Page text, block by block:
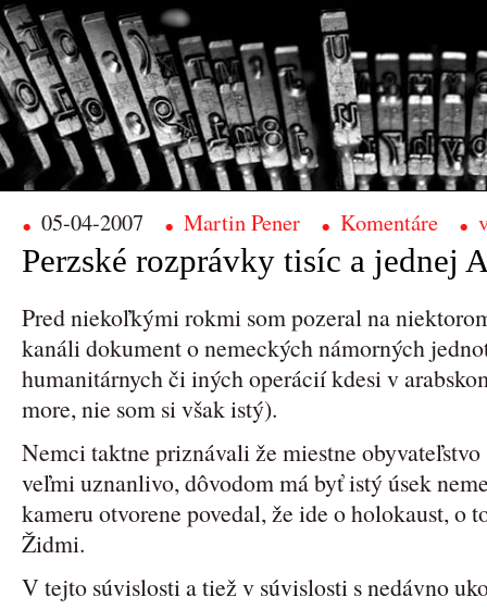
05-04-2007 Martin Pener Komentáre
Perzské rozprávky tisíc a jednej
Pred niekoľkými rokmi som pozeral na
kanáli dokument o nemeckých námorných
humanitárnych či iných operácií kdesi v
more, nie som si však istý).
Nemci taktne priznávali že miestne
veľmi uznanlivo, dôvodom má byť istý úsek
kameru otvorene povedal, že ide o holokaust, o
Židmi.
V tejto súvislosti a tiež v súvislosti s nedávno